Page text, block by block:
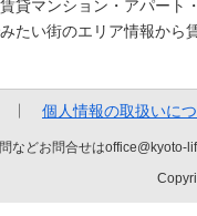
貸マンション・アパート
たい街のエリア情報から
個人情報の取扱いに
などお問合せは